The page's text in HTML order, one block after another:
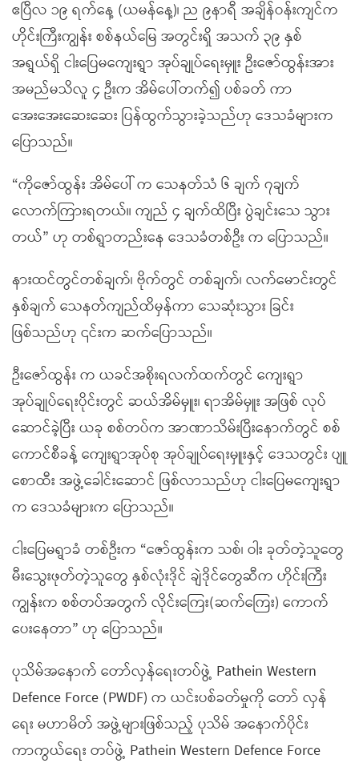
ဧပြီလ ၁၉ ရက်နေ့ (ယမန်နေ့)၊ ည ၉နာရီ အချိန်ဝန်းကျင်က
ဟိုင်းကြီးကျွန်း စစ်နယ်မြေ အတွင်းရှိ အသက် ၃၉ နှစ်
အရွယ်ရှိ ငါးပြေမကျေးရွာ အုပ်ချုပ်ရေးမှူး ဦးဇော်ထွန်းအား
အမည်မသိလူ ၄ ဦးက အိမ်ပေါ်တက်၍ ပစ်ခတ် ကာ
အေးအေးဆေးဆေး ပြန်ထွက်သွားခဲ့သည်ဟု ဒေသခံများက
ပြောသည်။
“ကိုဇော်ထွန်း အိမ်ပေါ် က သေနတ်သံ ၆ ချက် ၇ချက်
လောက်ကြားရတယ်။ ကျည် ၄ ချက်ထိပြီး ပွဲချင်းသေ သွား
တယ်” ဟု တစ်ရွာတည်းနေ ဒေသခံတစ်ဦး က ပြောသည်။
နားထင်တွင်တစ်ချက်၊ ဗိုက်တွင် တစ်ချက်၊ လက်မောင်းတွင်
နှစ်ချက် သေနတ်ကျည်ထိမှန်ကာ သေဆုံးသွား ခြင်း
ဖြစ်သည်ဟု ၎င်းက ဆက်ပြောသည်။
ဦးဇော်ထွန်း က ယခင်အစိုးရလက်ထက်တွင် ကျေးရွာ
အုပ်ချုပ်ရေးပိုင်းတွင် ဆယ်အိမ်မှူး၊ ရာအိမ်မှူး အဖြစ် လုပ်
ဆောင်ခဲ့ပြီး ယခု စစ်တပ်က အာဏာသိမ်းပြီးနောက်တွင် စစ်
ကောင်စီခန့် ကျေးရွာအုပ်စု အုပ်ချုပ်ရေးမှူးနှင့် ဒေသတွင်း ပျူ
စောထီး အဖွဲ့ခေါင်းဆောင် ဖြစ်လာသည်ဟု ငါးပြေမကျေးရွာ
က ဒေသခံများက ပြောသည်။
ငါးပြေမရွာခံ တစ်ဦးက “ဇော်ထွန်းက သစ်၊ ဝါး ခုတ်တဲ့သူတွေ
မီးသွေးဖုတ်တဲ့သူတွေ နှစ်လုံးဒိုင် ချဲဒိုင်တွေဆီက ဟိုင်းကြီး
ကျွန်းက စစ်တပ်အတွက် လိုင်းကြေး(ဆက်ကြေး) ကောက်
ပေးနေတာ” ဟု ပြောသည်။
ပုသိမ်အနောက် တော်လှန်ရေးတပ်ဖွဲ့ Pathein Western
Defence Force (PWDF) က ယင်းပစ်ခတ်မှုကို တော် လှန်
ရေး မဟာမိတ် အဖွဲ့များဖြစ်သည့် ပုသိမ် အနောက်ပိုင်း
ကာကွယ်ရေး တပ်ဖွဲ့ Pathein Western Defence Force